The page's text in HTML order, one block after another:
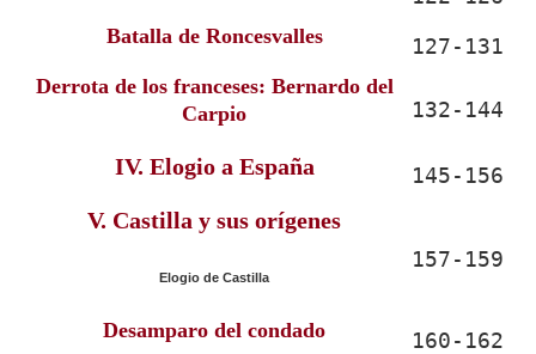
Batalla de Roncesvalles 127-131
Derrota de los franceses: Bernardo del
Carpio
132-144
IV. Elogio a España 145-156
V. Castilla y sus orígenes
Elogio de Castilla
157-159
Desamparo del condado 160-162